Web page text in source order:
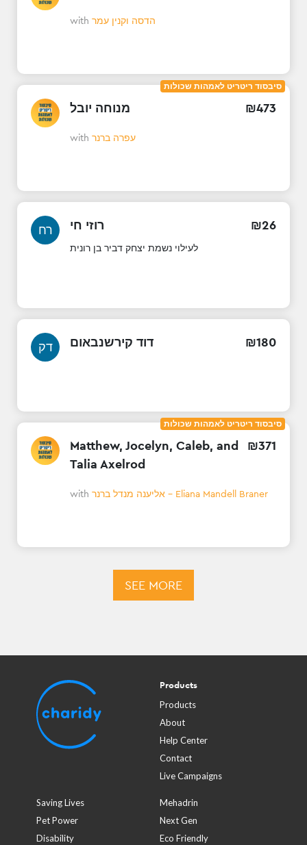
with הדסה וקנין עמר
מנוחה יובל ₪473
with עפרה ברנר
סיבסוד ריטריט לאמהות שכולות
רח רוזי חי ₪26
לעילוי נשמת יצחק דביר בן רונית
דק דוד קירשנבאום ₪180
Matthew, Jocelyn, Caleb, and
Talia Axelrod
₪371
with אליענה מנדל ברנר - Eliana Mandell Braner
סיבסוד ריטריט לאמהות שכולות
SEE MORE
Products
Products
About
Help Center
Contact
Live Campaigns
Saving Lives
Mehadrin
Pet Power
Next Gen
Disability
Eco Friendly